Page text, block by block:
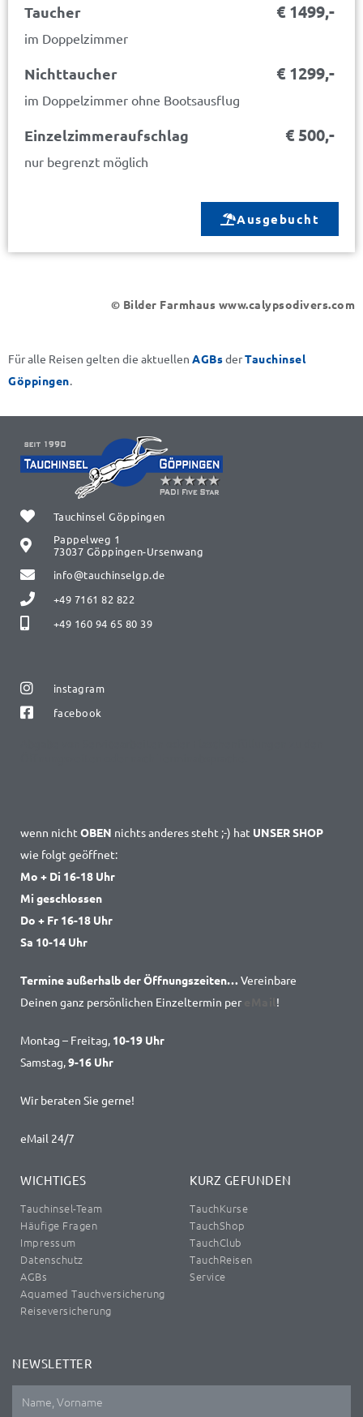
Taucher € 1499,-
im Doppelzimmer
Nichttaucher € 1299,-
im Doppelzimmer ohne Bootsausflug
Einzelzimmeraufschlag € 500,-
nur begrenzt möglich
Ausgebucht
© Bilder Farmhaus www.calypsodivers.com
Für alle Reisen gelten die aktuellen AGBsderTauchinsel
Göppingen.
Tauchinsel Göppingen
Pappelweg 1
73037 Göppingen-Ursenwang
info@tauchinselgp.de
+49 7161 82 822
+49 160 94 65 80 39
instagram
facebook
wenn nicht OBEN nichts anderes steht ;-) hat UNSER SHOP
wie folgt geöffnet:
Mo + Di 16-18 Uhr
Mi geschlossen
Do + Fr 16-18 Uhr
Sa 10-14 Uhr
Termine außerhalb der Öffnungszeiten… Vereinbare
Deinen ganz persönlichen Einzeltermin per
!
Montag – Freitag, 10-19 Uhr
Samstag,9-16 Uhr
Wir beraten Sie gerne!
eMail 24/7
WICHTIGES
Tauchinsel-Team
Häufige Fragen
Impressum
Datenschutz
AGBs
Aquamed Tauchversicherung
Reiseversicherung
KURZ GEFUNDEN
TauchKurse
TauchShop
TauchClub
TauchReisen
Service
NEWSLETTER